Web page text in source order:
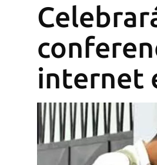
internet